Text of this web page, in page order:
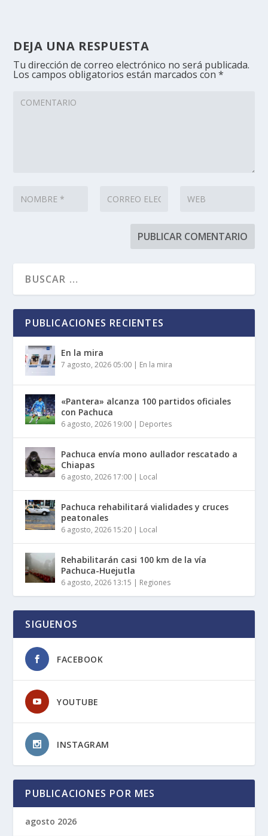
DEJA UNA RESPUESTA
Tu dirección de correo electrónico no será publicada.
Los campos obligatorios están marcados con*
PUBLICACIONES RECIENTES
En la mira
7 agosto, 2026 05:00 | En la mira
«Pantera» alcanza 100 partidos oficiales
con Pachuca
6 agosto, 2026 19:00 | Deportes
Pachuca envía mono aullador rescatado a
Chiapas
6 agosto, 2026 17:00 | Local
Pachuca rehabilitará vialidades y cruces
peatonales
6 agosto, 2026 15:20 | Local
Rehabilitarán casi 100 km de la vía
Pachuca-Huejutla
6 agosto, 2026 13:15 | Regiones
SIGUENOS
FACEBOOK
YOUTUBE
INSTAGRAM
PUBLICACIONES POR MES
agosto 2026